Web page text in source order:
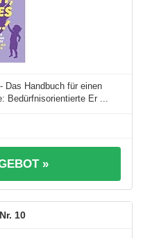
Das Handbuch für einen
Bedürfnisorientierte Er ...
»
10